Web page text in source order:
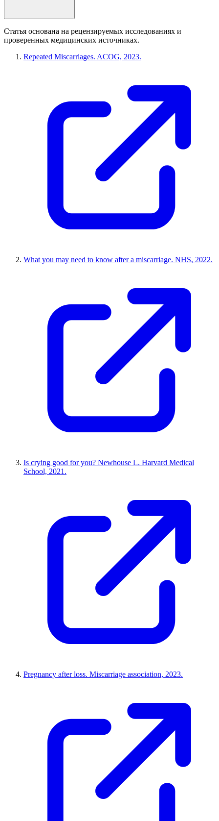
Статья основана на рецензируемых исследованиях и
проверенных медицинских источниках.
Repeated Miscarriages. ACOG, 2023.
What you may need to know after a miscarriage. NHS, 2022.
Is crying good for you? Newhouse L. Harvard Medical
School, 2021.
Pregnancy after loss. Miscarriage association, 2023.